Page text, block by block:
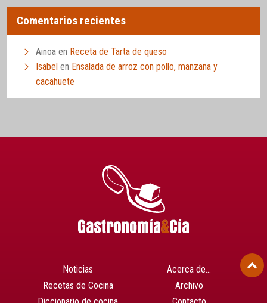
Comentarios recientes
Ainoa en Receta de Tarta de queso
Isabel en Ensalada de arroz con pollo, manzana y
cacahuete
Noticias
Recetas de Cocina
Acerca de…
Archivo